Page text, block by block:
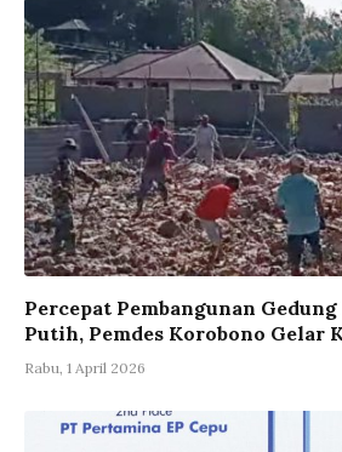
Percepat Pembangunan
Putih, Pemdes Korobono Gelar
Rabu, 1 April 2026